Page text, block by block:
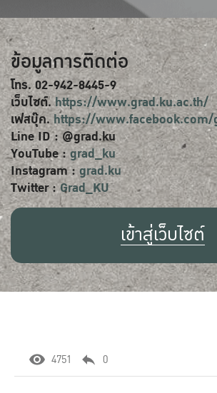
ข้อมูลการติดต่อ
โทร. 02-942-8445-9
เว็บไซต์.https://www.grad.ku.ac.th/
เฟสบุ๊ค.https://www.facebook.com/
Line ID : @grad.ku
YouTube :grad_ku
Instagram :grad.ku
Twitter :Grad_KU
เข้าสู่เว็บไซต์
4751 0